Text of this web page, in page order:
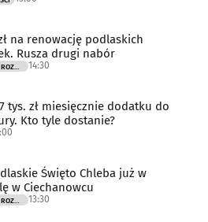
na renowację podlaskich
Rusza drugi nabór
KULTURA I ROZRYWKA 14:30
tys. zł miesięcznie dodatku do
Kto tyle dostanie?
Święto Chleba już w
w Ciechanowcu
KULTURA I ROZRYWKA 13:30